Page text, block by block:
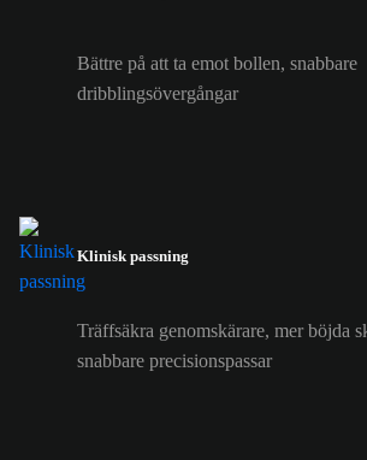
Bättre på att ta emot bollen, snabbare
dribblingsövergångar
Klinisk passning
Träffsäkra genomskärare, mer böjda
snabbare precisionspassar